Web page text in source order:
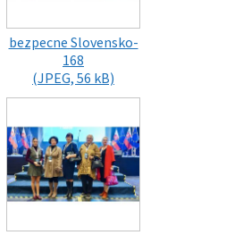
bezpecne Slovensko-
168
(JPEG, 56 kB)